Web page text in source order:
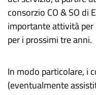
consorzio CO & SO di
importante attività per
per i prossimi tre anni.
In modo particolare, i
(eventualmente